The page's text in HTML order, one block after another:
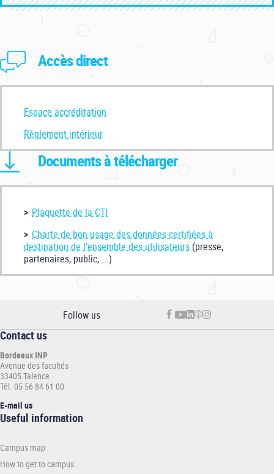
Accès direct
Espace accréditation
Règlement intérieur
Documents à télécharger
Plaquette de la CTI
Charte de bon usage des données certifiées à
destination de l'ensemble des utilisateurs (presse,
partenaires, public, ...)
Follow us
Contact us
Bordeaux INP
Avenue des facultés
33405 Talence
Tél. 05 56 84 61 00
E-mail us
Informations
INP
Useful information
Campus map
How to get to campus